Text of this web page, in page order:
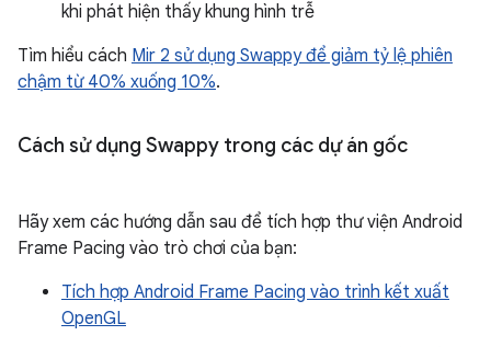
khi phát hiện thấy khung hình trễ
Tìm hiểu cách Mir 2 sử dụng Swappy để giảm tỷ lệ phiên
chậm từ 40% xuống 10%.
Cách sử dụng Swappy trong các dự án gốc
Hãy xem các hướng dẫn sau để tích hợp thư viện Android
Frame Pacing vào trò chơi của bạn:
Tích hợp Android Frame Pacing vào trình kết xuất
OpenGL